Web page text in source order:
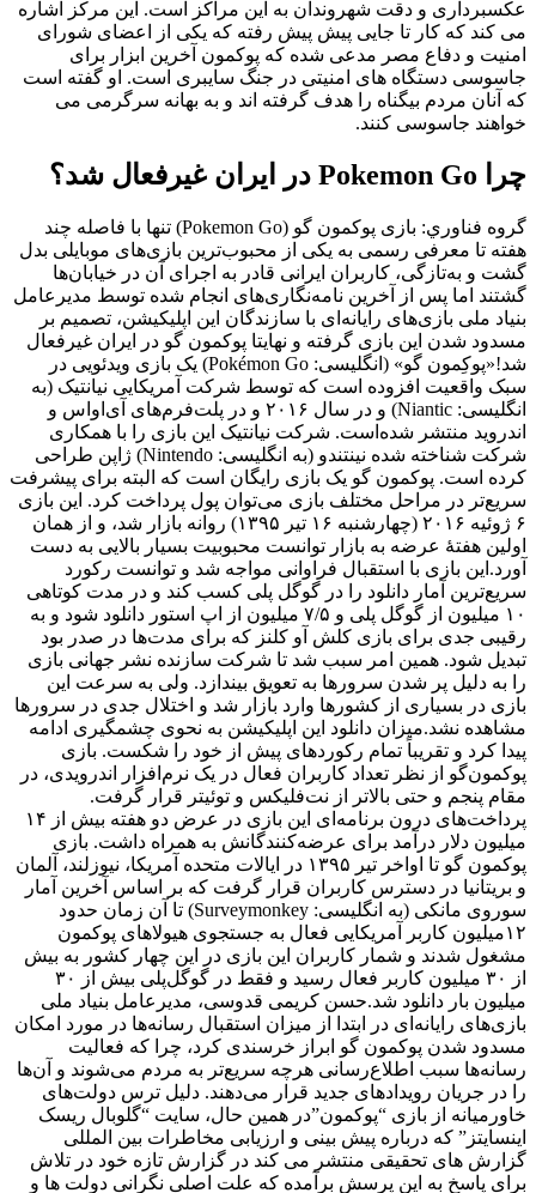
عکسبرداری و دقت شهروندان به این مراکز است. این مرکز اشاره
می کند که کار تا جایی پیش پیش رفته که یکی از اعضای شورای
امنیت و دفاع مصر مدعی شده که پوکمون آخرین ابزار برای
جاسوسی دستگاه های امنیتی در جنگ سایبری است. او گفته است
که آنان مردم بیگناه را هدف گرفته اند و به بهانه سرگرمی می
خواهند جاسوسی کنند.
چرا Pokemon Go در ایران غیرفعال شد؟
گروه فناوري: بازی پوکمون گو (Pokemon Go) تنها با فاصله چند
هفته تا معرفی رسمی به یکی از محبوب‌ترین بازی‌های موبایلی بدل
گشت و به‌تازگی، کاربران ایرانی قادر به اجرای آن در خیابان‌ها
گشتند اما پس از آخرین نامه‌نگاری‌های انجام شده توسط مدیرعامل
بنیاد ملی بازی‌های رایانه‌ای با سازندگان این اپلیکیشن، تصمیم بر
مسدود شدن این بازی گرفته و نهایتا پوکمون گو در ایران غیرفعال
شد!«پوکِمون گو» (انگلیسی: Pokémon Go) یک بازی ویدئویی در
سبک واقعیت افزوده است که توسط شرکت آمریکایی نیانتیک (به
انگلیسی: Niantic) و در سال ۲۰۱۶ و در پلت‌فرم‌های آی‌اواس و
اندروید منتشر شده‌است. شرکت نیانتیک این بازی را با همکاری
شرکت شناخته شده نینتندو (به انگلیسی: Nintendo) ژاپن طراحی
کرده است. پوکمون گو یک بازی رایگان است که البته برای پیشرفت
سریع‌تر در مراحل مختلف بازی می‌توان پول پرداخت کرد. این بازی
۶ ژوئیه ۲۰۱۶ (چهارشنبه ۱۶ تیر ۱۳۹۵) روانه بازار شد، و از همان
اولین هفتهٔ عرضه به بازار توانست محبوبیت بسیار بالایی به دست
آورد.این بازی با استقبال فراوانی مواجه شد و توانست رکورد
سریع‌ترین آمار دانلود را در گوگل پلی کسب کند و در مدت کوتاهی
۱۰ میلیون از گوگل پلی و ۷/۵ میلیون از اپ استور دانلود شود و به
رقیبی جدی برای بازی کلش آو کلنز که برای مدت‌ها در صدر بود
تبدیل شود. همین امر سبب شد تا شرکت سازنده نشر جهانی بازی
را به دلیل پر شدن سرورها به تعویق بیندازد. ولی به سرعت این
بازی در بسیاری از کشورها وارد بازار شد و اختلال جدی در سرورها
مشاهده نشد.میزان دانلود این اپلیکیشن به نحوی چشمگیری ادامه
پیدا کرد و تقریباً تمام رکوردهای پیش از خود را شکست. بازی
پوکمون‌گو از نظر تعداد کاربران فعال در یک نرم‌افزار اندرویدی، در
مقام پنجم و حتی بالاتر از نت‌فلیکس و توئیتر قرار گرفت.
پرداخت‌های درون برنامه‌ای این بازی در عرض دو هفته بیش از ۱۴
میلیون دلار درآمد برای عرضه‌کنندگانش به همراه داشت. بازی
پوکمون گو تا اواخر تیر ۱۳۹۵ در ایالات متحده آمریکا، نیوزلند، آلمان
و بریتانیا در دسترس کاربران قرار گرفت که بر اساس آخرین آمار
سوروی مانکی (به انگلیسی: Surveymonkey) تا آن زمان حدود
۱۲میلیون کاربر آمریکایی فعال به جستجوی هیولاهای پوکمون
مشغول شدند و شمار کاربران این بازی در این چهار کشور به بیش
از ۳۰ میلیون کاربر فعال رسید و فقط در گوگل‌پلی بیش از ۳۰
میلیون بار دانلود شد.حسن کریمی قدوسی، مدیرعامل بنیاد ملی
بازی‌های رایانه‌ای در ابتدا از میزان استقبال رسانه‌ها در مورد امکان
مسدود شدن پوکمون گو ابراز خرسندی کرد، چرا که فعالیت
رسانه‌‌ها سبب اطلاع‌رسانی هرچه سریع‌تر به مردم می‌شوند و آن‌ها
را در جریان رویدادهای جدید قرار می‌دهند. دلیل ترس دولت‌های
خاورمیانه از بازی “پوکمون”در همين حال، سایت “گلوبال ریسک
اینسایتز” که درباره پیش بینی و ارزیابی مخاطرات بین المللی
گزارش های تحقیقی منتشر می کند در گزارش تازه خود در تلاش
برای پاسخ به این پرسش برآمده که علت اصلی نگرانی دولت ها و